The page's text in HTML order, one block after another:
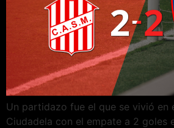
Un partidazo fue el que se vivió en
Ciudadela con el empate a 2 goles